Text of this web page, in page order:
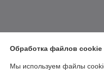
Обработка файлов cookie
Мы используем файлы